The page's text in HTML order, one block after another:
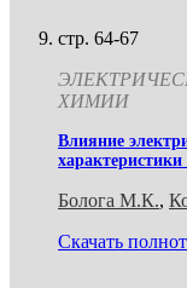
стр. 64-67
ХИМИИ
Влияние
характеристики
Болога М.К.,
Скачать